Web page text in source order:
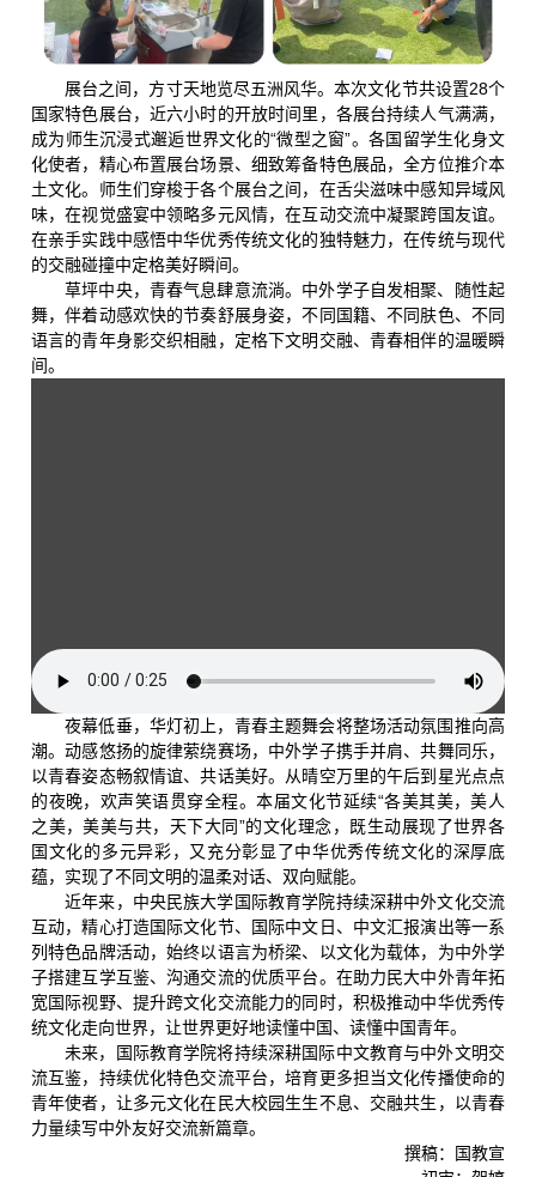
展台之间，方寸天地览尽五洲风华。本次文化节共设置28个
国家特色展台，近六小时的开放时间里，各展台持续人气满满，
成为师生沉浸式邂逅世界文化的“微型之窗”。各国留学生化身文
化使者，精心布置展台场景、细致筹备特色展品，全方位推介本
土文化。师生们穿梭于各个展台之间，在舌尖滋味中感知异域风
味，在视觉盛宴中领略多元风情，在互动交流中凝聚跨国友谊。
在亲手实践中感悟中华优秀传统文化的独特魅力，在传统与现代
的交融碰撞中定格美好瞬间。
草坪中央，青春气息肆意流淌。中外学子自发相聚、随性起
舞，伴着动感欢快的节奏舒展身姿，不同国籍、不同肤色、不同
语言的青年身影交织相融，定格下文明交融、青春相伴的温暖瞬
间。
夜幕低垂，华灯初上，青春主题舞会将整场活动氛围推向高
潮。动感悠扬的旋律萦绕赛场，中外学子携手并肩、共舞同乐，
以青春姿态畅叙情谊、共话美好。从晴空万里的午后到星光点点
的夜晚，欢声笑语贯穿全程。本届文化节延续“各美其美，美人
之美，美美与共，天下大同”的文化理念，既生动展现了世界各
国文化的多元异彩，又充分彰显了中华优秀传统文化的深厚底
蕴，实现了不同文明的温柔对话、双向赋能。
近年来，中央民族大学国际教育学院持续深耕中外文化交流
互动，精心打造国际文化节、国际中文日、中文汇报演出等一系
列特色品牌活动，始终以语言为桥梁、以文化为载体，为中外学
子搭建互学互鉴、沟通交流的优质平台。在助力民大中外青年拓
宽国际视野、提升跨文化交流能力的同时，积极推动中华优秀传
统文化走向世界，让世界更好地读懂中国、读懂中国青年。
未来，国际教育学院将持续深耕国际中文教育与中外文明交
流互鉴，持续优化特色交流平台，培育更多担当文化传播使命的
青年使者，让多元文化在民大校园生生不息、交融共生，以青春
力量续写中外友好交流新篇章。
撰稿：国教宣